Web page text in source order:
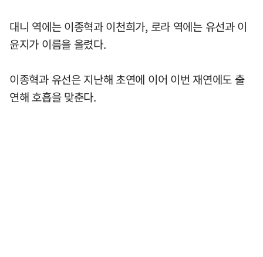
대니 역에는 이종혁과 이천희가, 로라 역에는 유선과 이
윤지가 이름을 올렸다.
이종혁과 유선은 지난해 초연에 이어 이번 재연에도 출
연해 호흡을 맞춘다.